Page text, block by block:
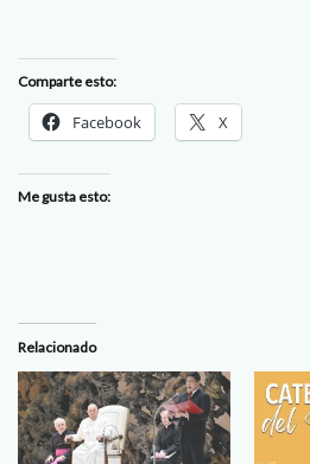
Comparte esto:
Facebook X
Me gusta esto:
Relacionado